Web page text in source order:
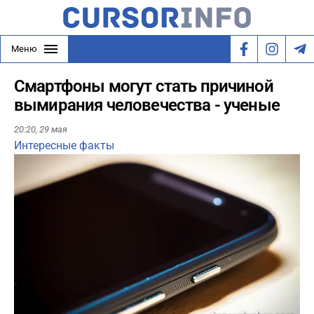
Меню
Смартфоны могут стать причиной
вымирания человечества - ученые
20:20, 29 мая
Интересные факты